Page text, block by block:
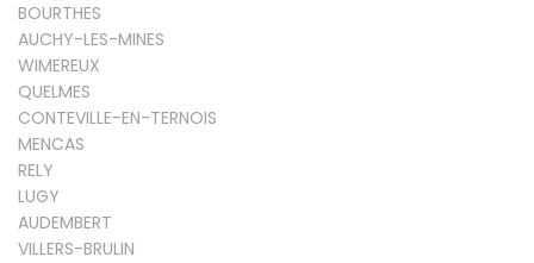
BOURTHES
AUCHY-LES-MINES
WIMEREUX
QUELMES
CONTEVILLE-EN-TERNOIS
MENCAS
RELY
LUGY
AUDEMBERT
VILLERS-BRULIN